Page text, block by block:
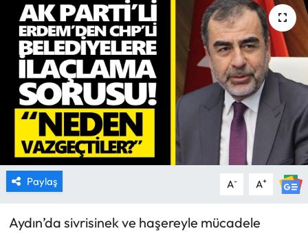
Paylaş A- A+
Aydın’da sivrisinek ve haşereyle mücadele
TURİZM
YAŞAM
RESMİ İLANLAR
HABER İLAN